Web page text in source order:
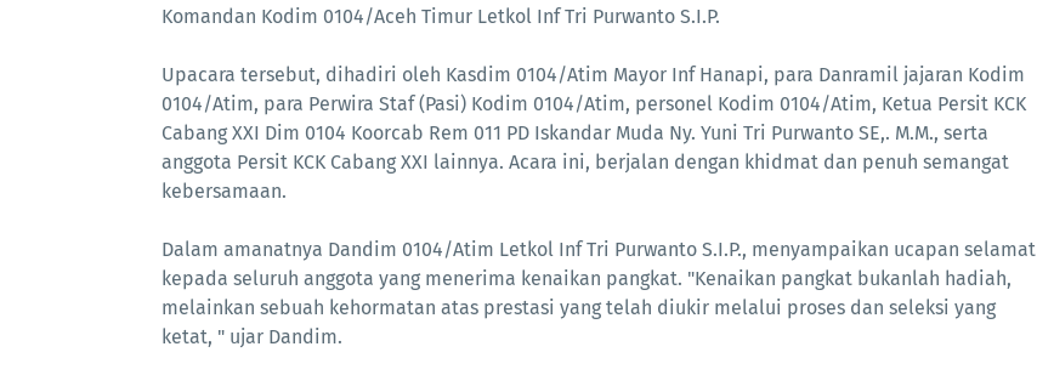
Komandan Kodim 0104/Aceh Timur Letkol Inf Tri Purwanto S.I.P.
Upacara tersebut, dihadiri oleh Kasdim 0104/Atim Mayor Inf Hanapi, para Danramil jajaran Kodim
0104/Atim, para Perwira Staf (Pasi) Kodim 0104/Atim, personel Kodim 0104/Atim, Ketua Persit KCK
Cabang XXI Dim 0104 Koorcab Rem 011 PD Iskandar Muda Ny. Yuni Tri Purwanto SE,. M.M., serta
anggota Persit KCK Cabang XXI lainnya. Acara ini, berjalan dengan khidmat dan penuh semangat
kebersamaan.
Dalam amanatnya Dandim 0104/Atim Letkol Inf Tri Purwanto S.I.P., menyampaikan ucapan selamat
kepada seluruh anggota yang menerima kenaikan pangkat. "Kenaikan pangkat bukanlah hadiah,
melainkan sebuah kehormatan atas prestasi yang telah diukir melalui proses dan seleksi yang
ketat, " ujar Dandim.